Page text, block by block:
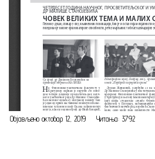
Објављено октобар 12, 2019 Читања: 3792